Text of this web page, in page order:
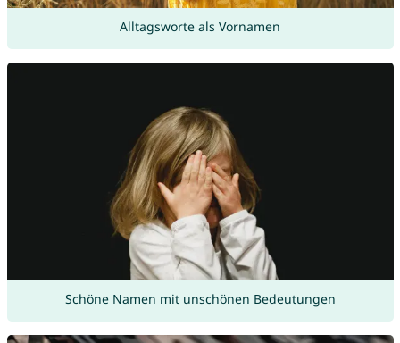
Alltagsworte als Vornamen
Schöne Namen mit unschönen Bedeutungen